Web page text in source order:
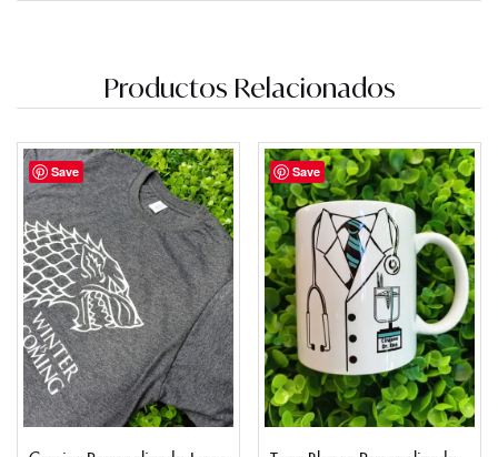
Productos Relacionados
Save Save